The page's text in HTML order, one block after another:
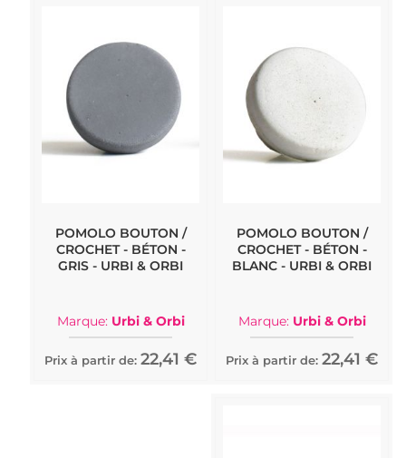
POMOLO BOUTON /
CROCHET - BÉTON -
GRIS - URBI & ORBI
Marque: Urbi & Orbi
Prix à partir de: 22,41 €
POMOLO BOUTON /
CROCHET - BÉTON -
BLANC - URBI & ORBI
Marque: Urbi & Orbi
Prix à partir de: 22,41 €